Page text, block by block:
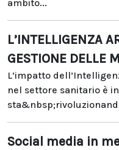
ambito...
L’INTELLIGENZA
GESTIONE DELLE
L’impatto
nel settore sanitario è
Social media in